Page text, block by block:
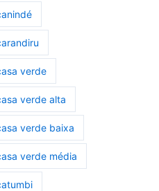
verde
verde alta
verde baixa
verde média